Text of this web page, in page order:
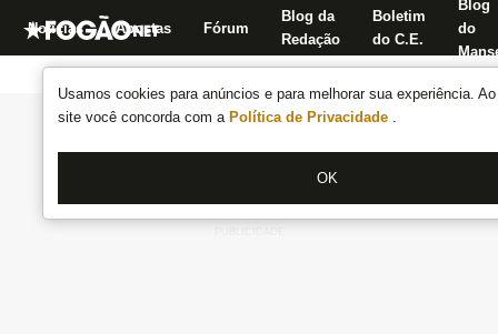
Usamos cookies para anúncios e para melhorar sua experiência.
site você concorda com a Política de Privacidade .
OK
Notícias Apostas Fórum
Blog da
Redação
Boletim
do C.E.
Blog
do